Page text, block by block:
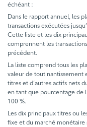
échéant :
Dans le rapport annuel, les
transactions exécutées
Cette liste et les dix
comprennent les
précédent.
La liste comprend tous les
valeur de tout nantissement
titres et d’autres actifs nets
en tant que pourcentage de
100 %.
Les dix principaux titres ou
fixe et du marché monétaire